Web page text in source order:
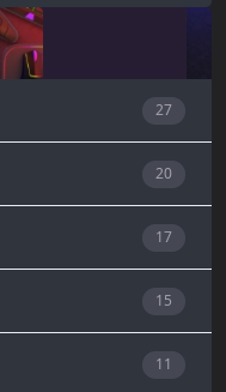
27
20
17
15
11